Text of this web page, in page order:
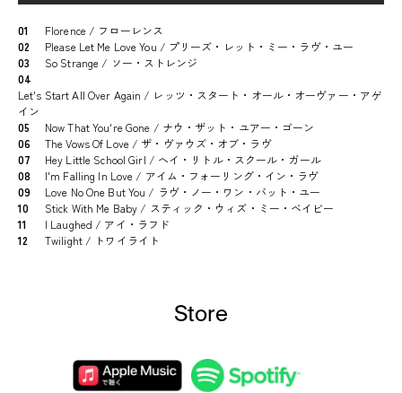
01
Florence / フローレンス
02
Please Let Me Love You / プリーズ・レット・ミー・ラヴ・ユー
03
So Strange / ソー・ストレンジ
04
Let's Start All Over Again / レッツ・スタート・オール・オーヴァー・アゲ
イン
05
Now That You're Gone / ナウ・ザット・ユアー・ゴーン
06
The Vows Of Love / ザ・ヴァウズ・オブ・ラヴ
07
Hey Little School Girl / ヘイ・リトル・スクール・ガール
08
I'm Falling In Love / アイム・フォーリング・イン・ラヴ
09
Love No One But You / ラヴ・ノー・ワン・バット・ユー
10
Stick With Me Baby / スティック・ウィズ・ミー・ベイビー
11
I Laughed / アイ・ラフド
12
Twilight / トワイライト
Store